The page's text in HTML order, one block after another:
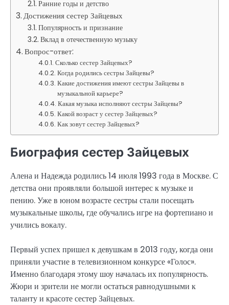
Ранние годы и детство
Достижения сестер Зайцевых
Популярность и признание
Вклад в отечественную музыку
Вопрос-ответ:
Сколько сестер Зайцевых?
Когда родились сестры Зайцевы?
Какие достижения имеют сестры Зайцевы в
музыкальной карьере?
Какая музыка исполняют сестры Зайцевы?
Какой возраст у сестер Зайцевых?
Как зовут сестер Зайцевых?
Биография сестер Зайцевых
Алена и Надежда родились 14 июля 1993 года в Москве. С
детства они проявляли большой интерес к музыке и
пению. Уже в юном возрасте сестры стали посещать
музыкальные школы, где обучались игре на фортепиано и
учились вокалу.
Первый успех пришел к девушкам в 2013 году, когда они
приняли участие в телевизионном конкурсе «Голос».
Именно благодаря этому шоу началась их популярность.
Жюри и зрители не могли остаться равнодушными к
таланту и красоте сестер Зайцевых.